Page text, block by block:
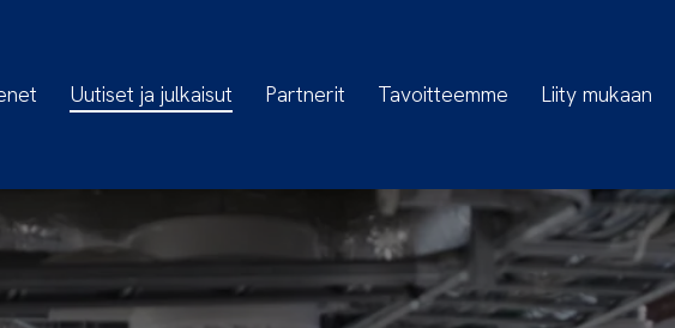
Uutiset ja julkaisut Partnerit Tavoitteemme Liity mukaan